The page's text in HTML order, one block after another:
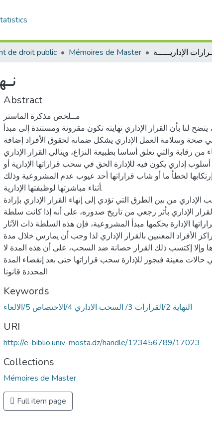
de droit public Mémoires de Master الإداريـــــة
Abstract
مــلخص مذكرة الماستر
لنا بأن القرار الإداري نهايته تكون مقرونة ومستندة إلى مبدأ
صحة وسلامة العمل الإداري يشكل ضمانه لحقوق الأفراد إضافة
من رقابة والتي تعلق أساسا بطبيعة النزاع، ويتالي القرار الإداري
إداري يكون فيه للإدارة الحق في سحب قراراتها الإدارية أو
لخطأ ما أو شاب قراراتها أحد عيوب عدم المشروعية وذلك
أثناء مباشرتها لوظيفتها الإدارية.
الإداري من بين الطرق التي تؤدي إلى إنهاء القرار الإداري بإرادة
الإداري بأثر رجعي من تاريخ صدوره، على أنه إذا كانت سلطة
الإدارة يحكمها مبدأ المشروعية، فإن هذه السلطة ذات الآثار
الأفراد المعنيين بالقرار الإداري لذا وجب أن يمارس خلال مدة
وإلا إكتسب ذلك القرار حصانة ضد السحب، على أن هذه المدة لا
حالات معينة فيجوز للإدارة سحب قراراتها حتى بعد إنقضاء المدة
المحددة قانونا
Keywords
النهاية 2/القرارات 3/ السحب الاداري 4/الاختصاص 5/الالغاء
URI
http://e-biblio.univ-mosta.dz/handle/123456789/17023
Collections
Mémoires de Master
Full item page